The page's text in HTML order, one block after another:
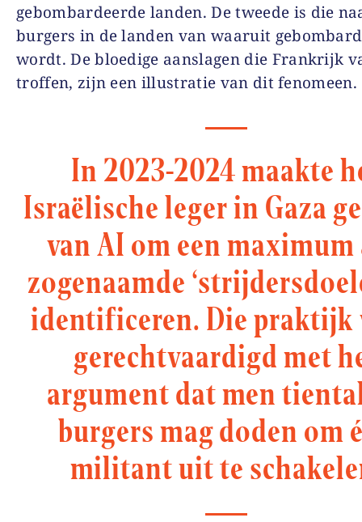
gebombardeerde landen. De tweede is die
burgers in de landen van waaruit
wordt. De bloedige aanslagen die Frankrijk
troffen, zijn een illustratie van dit fenomeen.
In 2023-2024 maakte
Israëlische leger in Gaza
van AI om een maximum
zogenaamde
identificeren. Die praktijk
gerechtvaardigd met
argument dat men
burgers mag doden om
militant uit te